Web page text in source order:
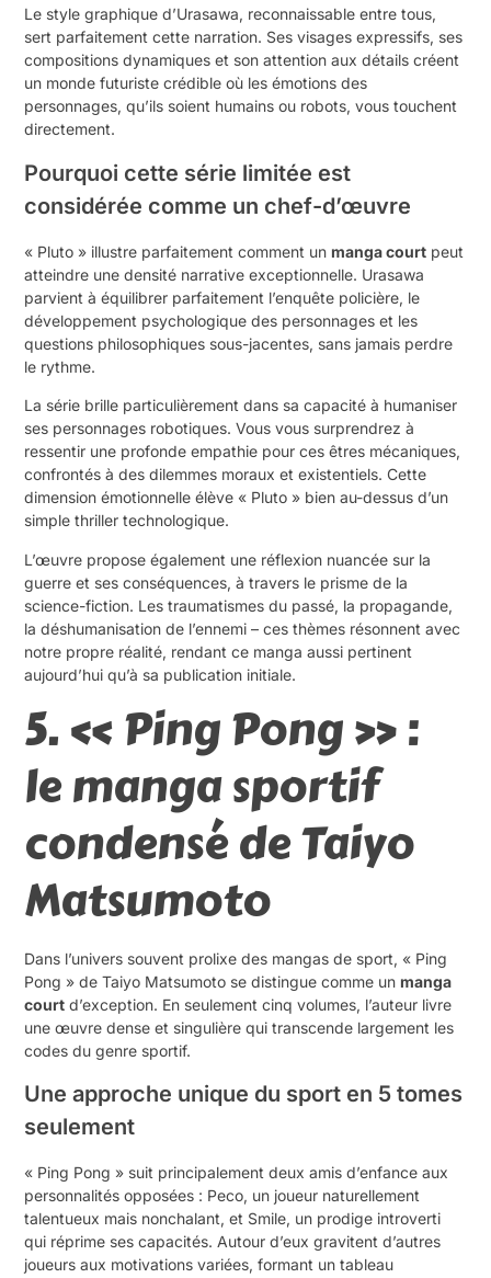
Le style graphique d’Urasawa, reconnaissable entre tous,
sert parfaitement cette narration. Ses visages expressifs, ses
compositions dynamiques et son attention aux détails créent
un monde futuriste crédible où les émotions des
personnages, qu’ils soient humains ou robots, vous touchent
directement.
Pourquoi cette série limitée est
considérée comme un chef-d’œuvre
« Pluto » illustre parfaitement comment unmanga court peut
atteindre une densité narrative exceptionnelle. Urasawa
parvient à équilibrer parfaitement l’enquête policière, le
développement psychologique des personnages et les
questions philosophiques sous-jacentes, sans jamais perdre
le rythme.
La série brille particulièrement dans sa capacité à humaniser
ses personnages robotiques. Vous vous surprendrez à
ressentir une profonde empathie pour ces êtres mécaniques,
confrontés à des dilemmes moraux et existentiels. Cette
dimension émotionnelle élève « Pluto » bien au-dessus d’un
simple thriller technologique.
L’œuvre propose également une réflexion nuancée sur la
guerre et ses conséquences, à travers le prisme de la
science-fiction. Les traumatismes du passé, la propagande,
la déshumanisation de l’ennemi – ces thèmes résonnent avec
notre propre réalité, rendant ce manga aussi pertinent
aujourd’hui qu’à sa publication initiale.
5. « Ping Pong » :
le manga sportif
condensé de Taiyo
Matsumoto
Dans l’univers souvent prolixe des mangas de sport, « Ping
Pong » de Taiyo Matsumoto se distingue comme unmanga
court d’exception. En seulement cinq volumes, l’auteur livre
une œuvre dense et singulière qui transcende largement les
codes du genre sportif.
Une approche unique du sport en 5 tomes
seulement
« Ping Pong » suit principalement deux amis d’enfance aux
personnalités opposées : Peco, un joueur naturellement
talentueux mais nonchalant, et Smile, un prodige introverti
qui réprime ses capacités. Autour d’eux gravitent d’autres
joueurs aux motivations variées, formant un tableau